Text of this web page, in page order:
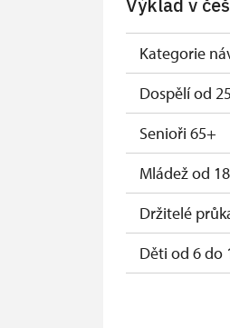
Výklad v
Kategorie
Dospělí od
Senioři 65+
Mládež od
Držitelé
Děti od 6 do